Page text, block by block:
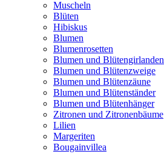
Muscheln
Blüten
Hibiskus
Blumen
Blumenrosetten
Blumen und Blütengirlanden
Blumen und Blütenzweige
Blumen und Blütenzäune
Blumen und Blütenständer
Blumen und Blütenhänger
Zitronen und Zitronenbäume
Lilien
Margeriten
Bougainvillea